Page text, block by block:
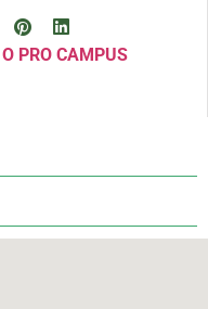
O PRO CAMPUS